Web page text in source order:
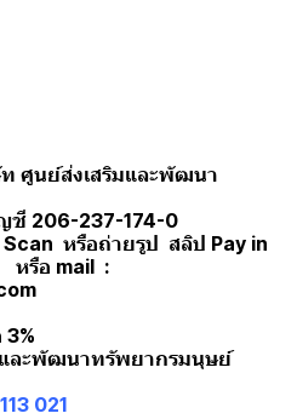
ศูนย์ส่งเสริมและพัฒนา
206-237-174-0
หรือถ่ายรูป สลิป Pay in
หรือ mail :
ละพัฒนาทรัพยากรมนุษย์
021